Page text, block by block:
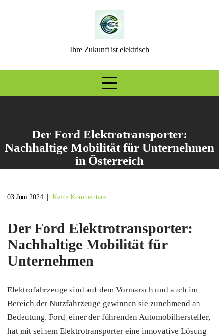
Ihre Zukunft ist elektrisch
Der Ford Elektrotransporter:
Nachhaltige Mobilität für Unternehmen
in Österreich
03 Juni 2024 Keine Kommentare
Der Ford Elektrotransporter:
Nachhaltige Mobilität für
Unternehmen
Elektrofahrzeuge sind auf dem Vormarsch und auch im
Bereich der Nutzfahrzeuge gewinnen sie zunehmend an
Bedeutung. Ford, einer der führenden Automobilhersteller,
hat mit seinem Elektrotransporter eine innovative Lösung